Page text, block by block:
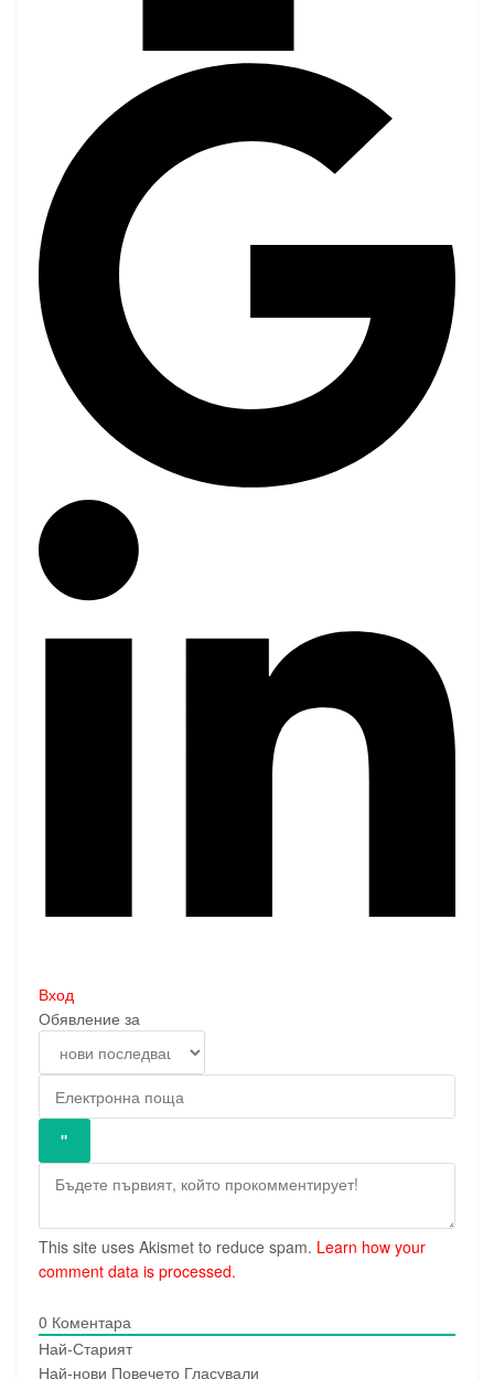
Вход
Обявление за
This site uses Akismet to reduce spam. Learn how your
comment data is processed.
0 Коментара
Най-Старият
Най-нови Повечето Гласували